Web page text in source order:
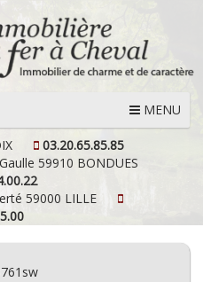
MENU
03.20.65.85.85
59910 BONDUES
59000 LILLE